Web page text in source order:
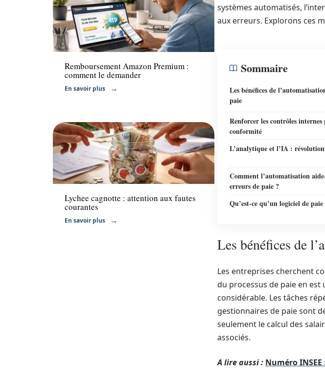
Finance
Remboursement Amazon Premium :
comment le demander
En savoir plus
Assurance
Lychee cagnotte : attention aux fautes
courantes
En savoir plus
systèmes automatisés,
aux erreurs. Explorons ces
Sommaire
Les bénéfices de
paie
Renforcer les contrôles
conformité
L’analytique et l’IA :
Comment l’automatisation
erreurs de paie ?
Qu’est-ce qu’un logiciel de
Les bénéfices de
Les entreprises cherchent
du processus de paie en
considérable. Les tâches
gestionnaires de paie sont
seulement le calcul des
associés.
A lire aussi : Numéro